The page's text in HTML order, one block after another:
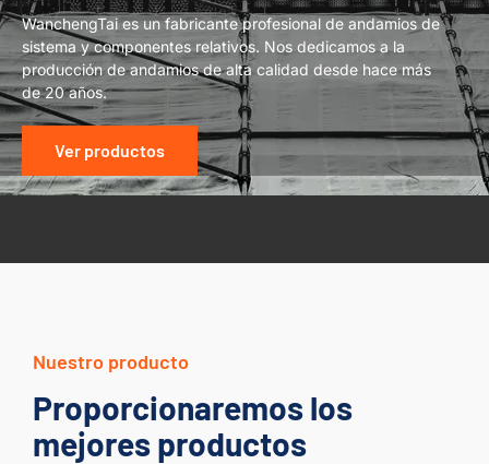
WanchengTai es un fabricante profesional de andamios de
sistema y componentes relativos. Nos dedicamos a la
producción de andamios de alta calidad desde hace más
de 20 años.
Ver productos
Nuestro producto
Proporcionaremos los
mejores productos